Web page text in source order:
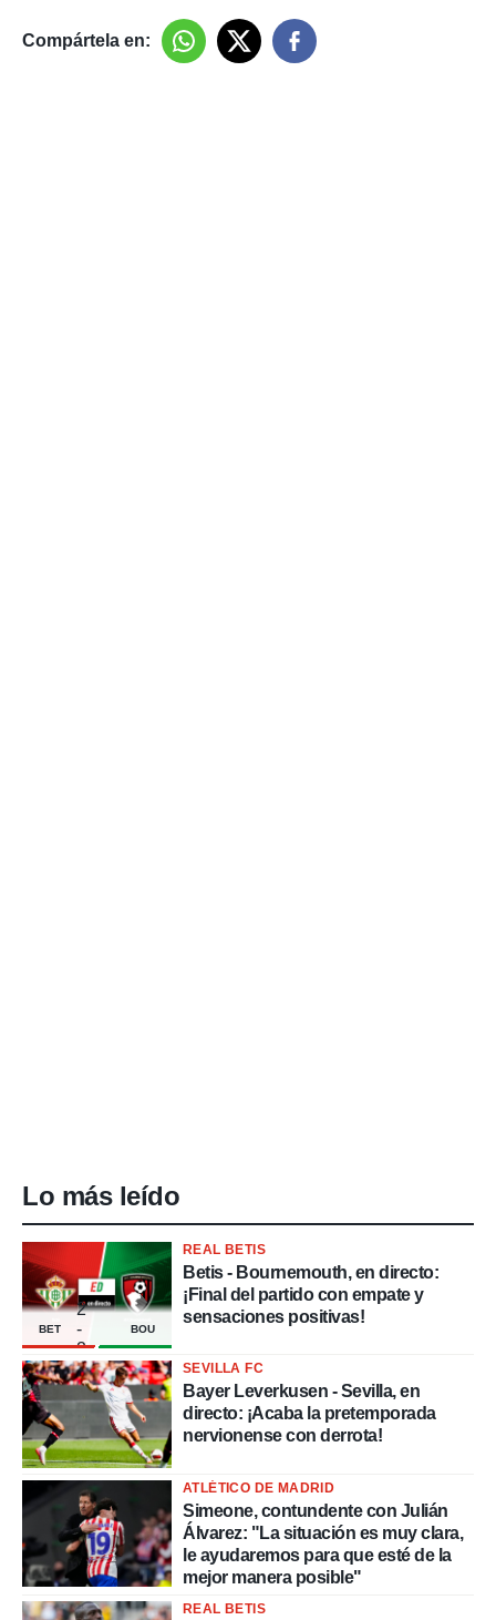
Compártela en:
Lo más leído
BET
2
-
2
BOU
REAL BETIS
Betis - Bournemouth, en directo:
¡Final del partido con empate y
sensaciones positivas!
SEVILLA FC
Bayer Leverkusen - Sevilla, en
directo: ¡Acaba la pretemporada
nervionense con derrota!
ATLÉTICO DE MADRID
Simeone, contundente con Julián
Álvarez: "La situación es muy clara,
le ayudaremos para que esté de la
mejor manera posible"
REAL BETIS